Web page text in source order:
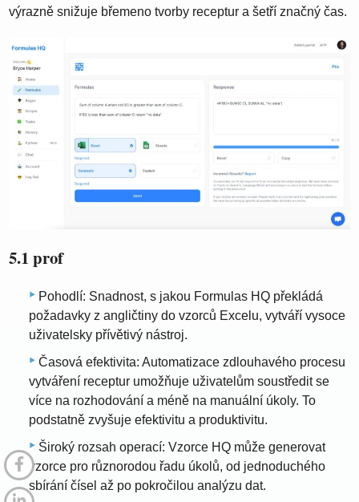
výrazně snižuje břemeno tvorby receptur a šetří značný čas.
5.1 prof
Pohodlí: Snadnost, s jakou Formulas HQ překládá
požadavky z angličtiny do vzorců Excelu, vytváří vysoce
uživatelsky přívětivý nástroj.
Časová efektivita: Automatizace zdlouhavého procesu
vytváření receptur umožňuje uživatelům soustředit se
více na rozhodování a méně na manuální úkoly. To
podstatně zvyšuje efektivitu a produktivitu.
Široký rozsah operací: Vzorce HQ může generovat
vzorce pro různorodou řadu úkolů, od jednoduchého
sbírání čísel až po pokročilou analýzu dat.